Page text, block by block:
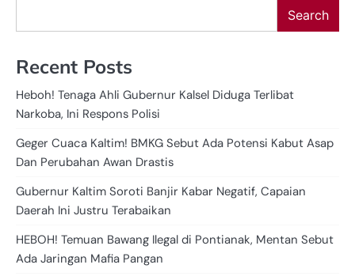
Search
Recent Posts
Heboh! Tenaga Ahli Gubernur Kalsel Diduga Terlibat
Narkoba, Ini Respons Polisi
Geger Cuaca Kaltim! BMKG Sebut Ada Potensi Kabut Asap
Dan Perubahan Awan Drastis
Gubernur Kaltim Soroti Banjir Kabar Negatif, Capaian
Daerah Ini Justru Terabaikan
HEBOH! Temuan Bawang Ilegal di Pontianak, Mentan Sebut
Ada Jaringan Mafia Pangan